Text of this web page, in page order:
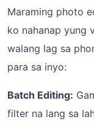
Maraming photo
ko nahanap yung
walang lag sa
para sa inyo:
Batch Editing:
filter na lang sa